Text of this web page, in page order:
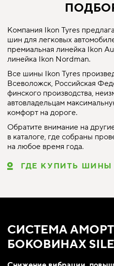
Компания Ikon Tyres
шин для легковых
премиальная линейка Ikon
линейка Ikon Nordman.
Все шины Ikon Tyres
Всеволожск, Российская
финского производства,
автовладельцам
комфорт на дороге.
Обратите внимание на
в каталоге, где собраны
на любое время года.
ГДЕ КУПИТЬ ШИНЫ
СИСТЕМА
БОКОВИНАХ